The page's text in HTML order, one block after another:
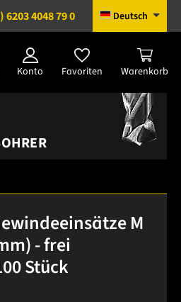
6203 4048 79 0 Deutsch
Konto Favoriten Warenkorb
M
- frei
Stück